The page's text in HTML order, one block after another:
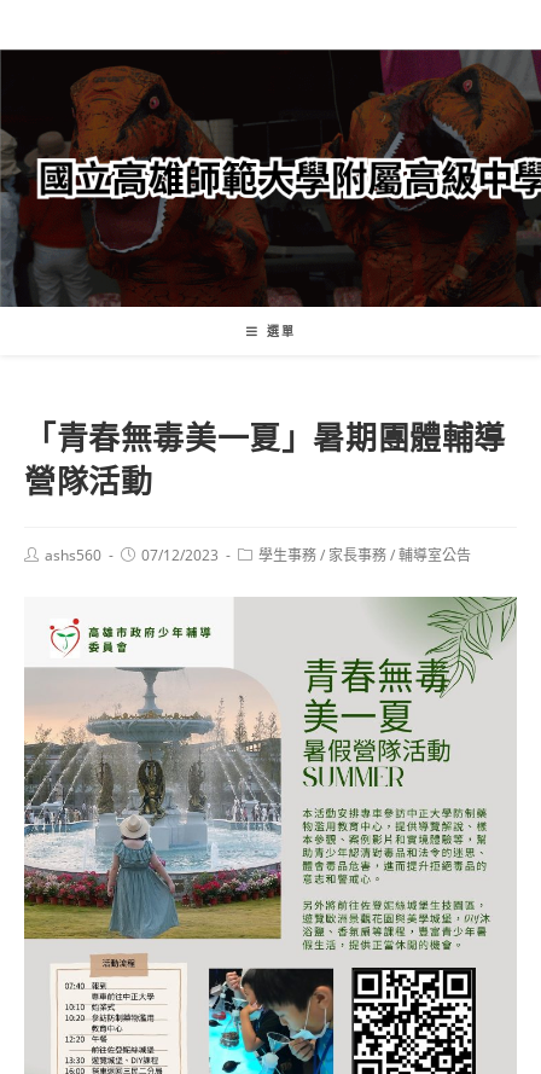
轉
要
內
容
選單
「青春無毒美一夏」暑期團體輔導
營隊活動
Postashs560
Post07/12/2023
Post學生事務/ 家長事務/輔導室公告